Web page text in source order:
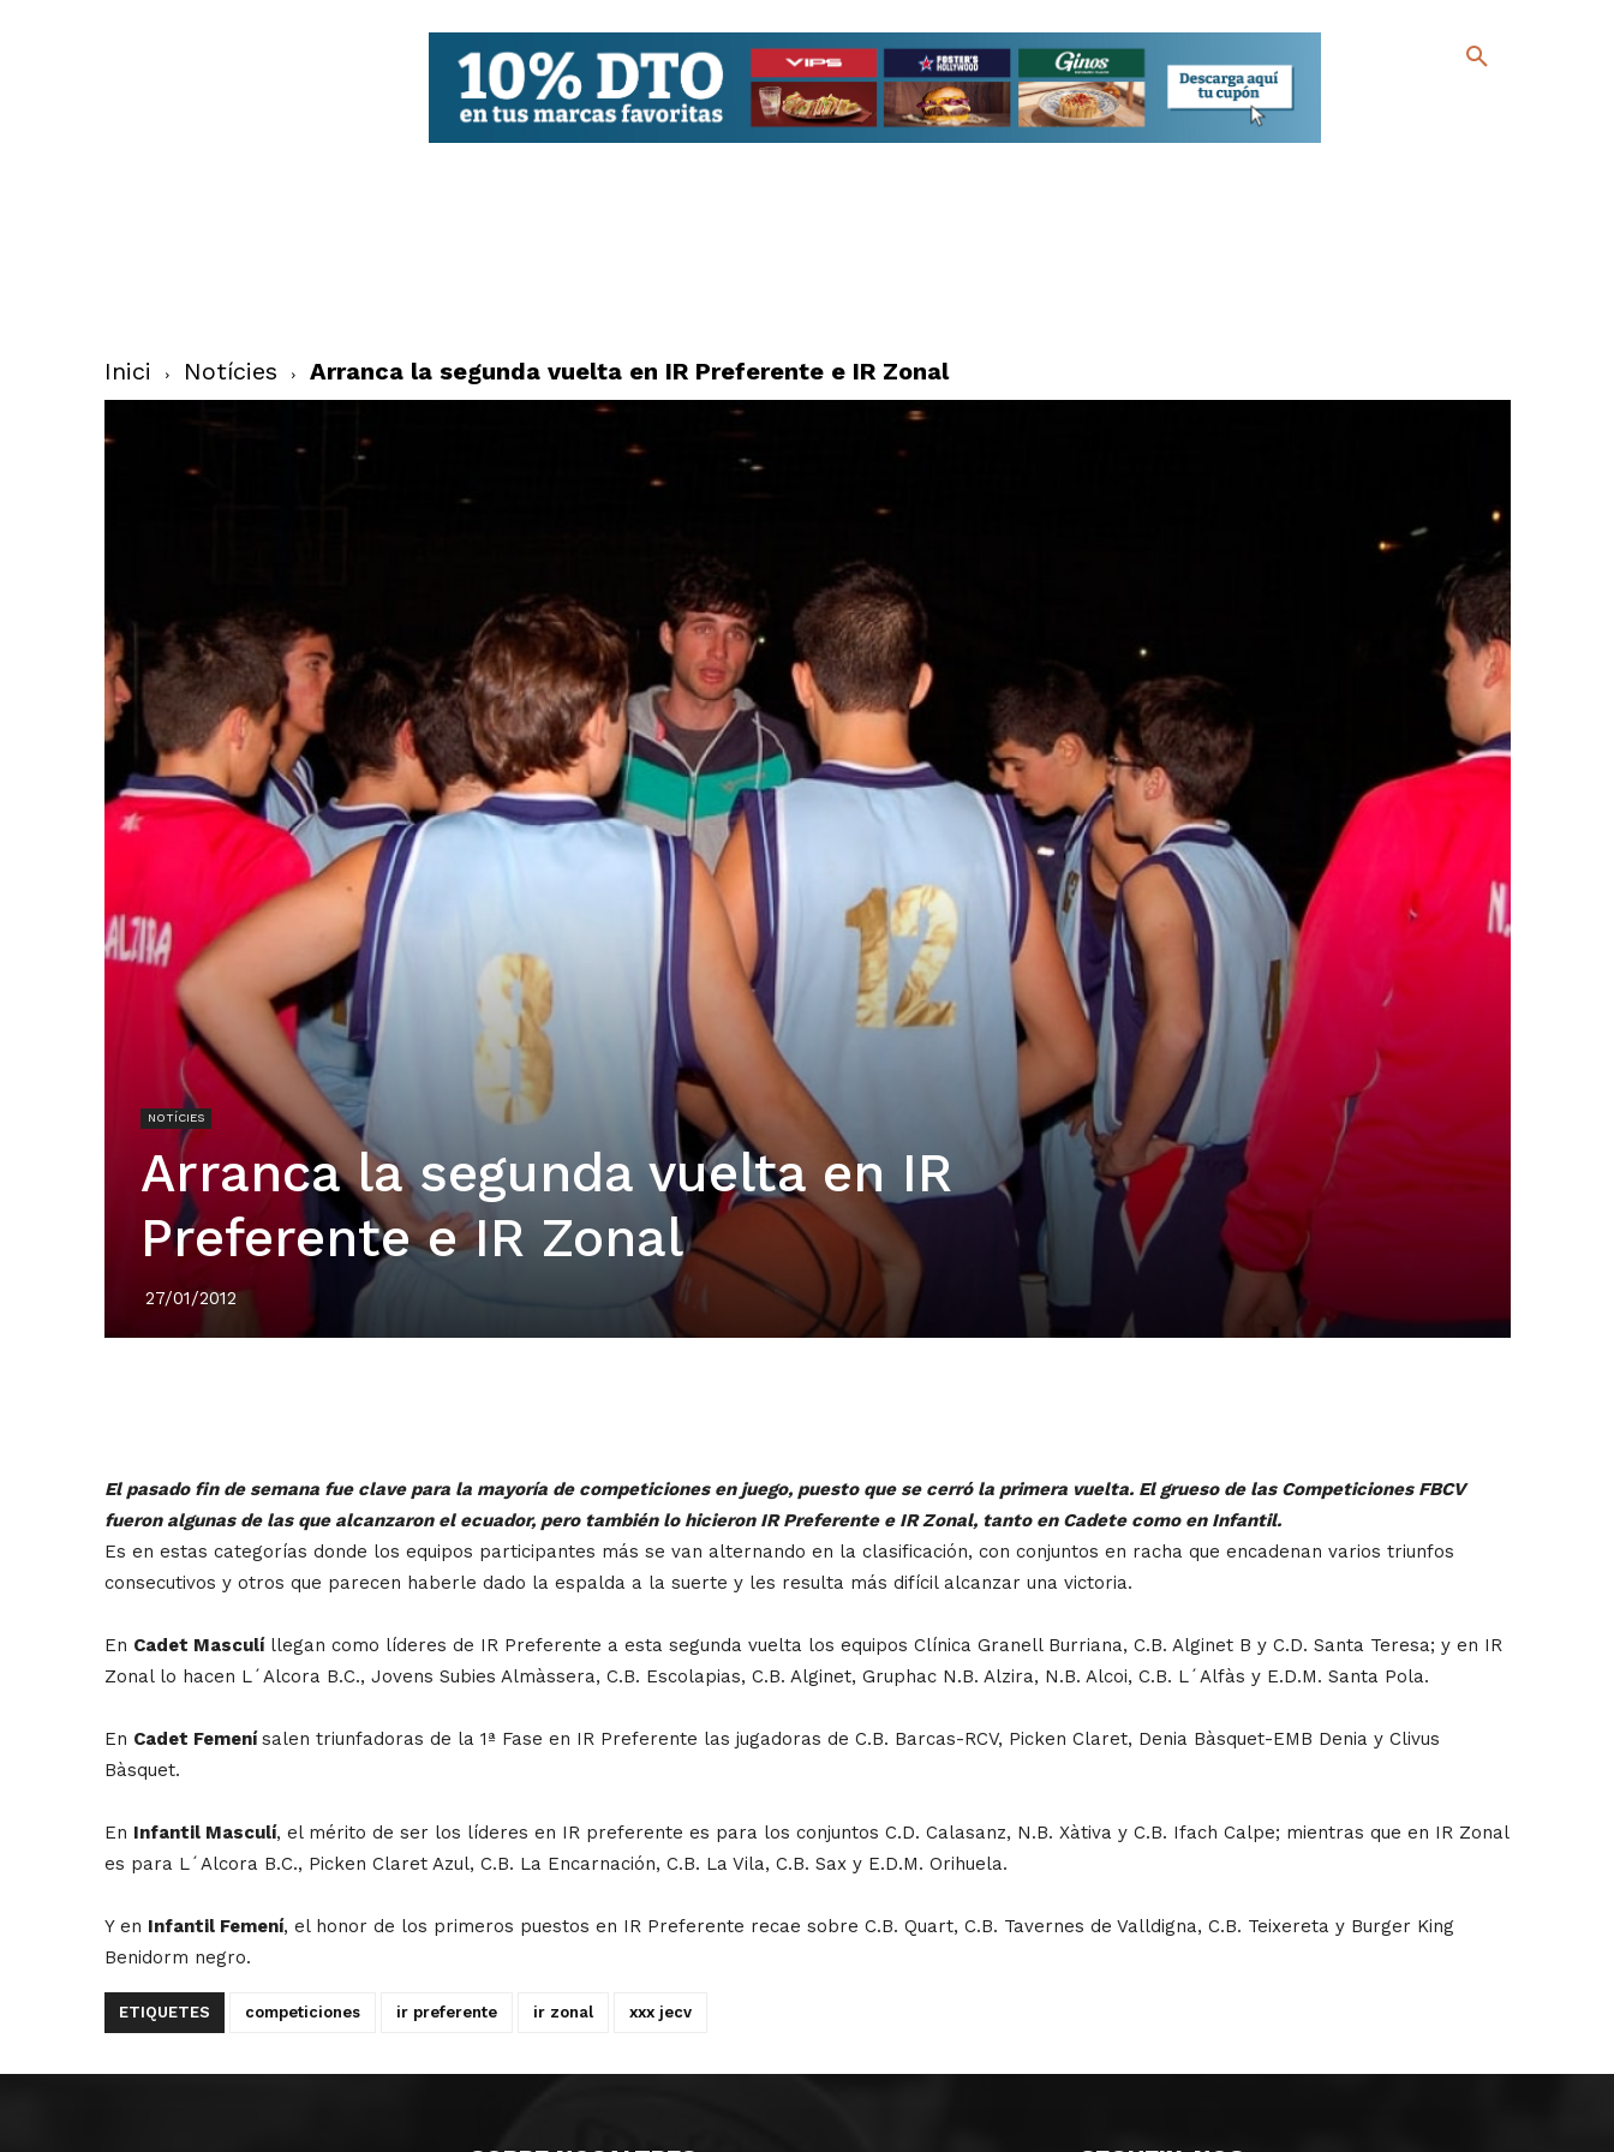
Inici Notícies Arranca la segunda vuelta en IR Preferente e IR Zonal
NOTÍCIES
Arranca la segunda vuelta en IR
Preferente e IR Zonal
27/01/2012
El pasado fin de semana fue clave para la mayoría de competiciones en juego, puesto que se cerró la primera vuelta. El grueso de las Competiciones FBCV
fueron algunas de las que alcanzaron el ecuador, pero también lo hicieron IR Preferente e IR Zonal, tanto en Cadete como en Infantil.
Es en estas categorías donde los equipos participantes más se van alternando en la clasificación, con conjuntos en racha que encadenan varios triunfos
consecutivos y otros que parecen haberle dado la espalda a la suerte y les resulta más difícil alcanzar una victoria.
En Cadet Masculíllegan como líderes de IR Preferente a esta segunda vuelta los equipos Clínica Granell Burriana, C.B. Alginet B y C.D. Santa Teresa; y en IR
Zonal lo hacen L´Alcora B.C., Jovens Subies Almàssera, C.B. Escolapias, C.B. Alginet, Gruphac N.B. Alzira, N.B. Alcoi, C.B. L´Alfàs y E.D.M. Santa Pola.
En Cadet Femenísalen triunfadoras de la 1ª Fase en IR Preferente las jugadoras de C.B. Barcas-RCV, Picken Claret, Denia Bàsquet-EMB Denia y Clivus
Bàsquet.
En Infantil Masculí, el mérito de ser los líderes en IR preferente es para los conjuntos C.D. Calasanz, N.B. Xàtiva y C.B. Ifach Calpe; mientras que en IR Zonal
es para L´Alcora B.C., Picken Claret Azul, C.B. La Encarnación, C.B. La Vila, C.B. Sax y E.D.M. Orihuela.
Y en Infantil Femení, el honor de los primeros puestos en IR Preferente recae sobre C.B. Quart, C.B. Tavernes de Valldigna, C.B. Teixereta y Burger King
Benidorm negro.
ETIQUETES competiciones ir preferente ir zonal xxx jecv